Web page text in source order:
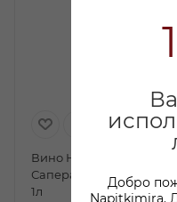
Добро
Napitkimira.
Вино НалиВайн
Саперави красное сухое
1л